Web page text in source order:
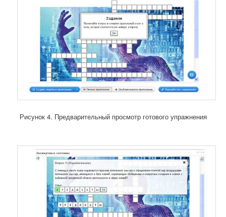
Рисунок 4. Предварительный просмотр готового упражнения